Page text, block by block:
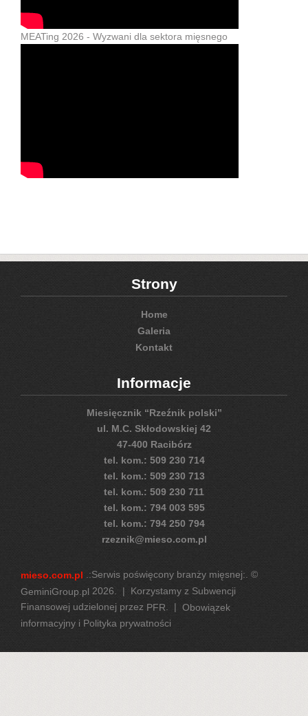
MEATing 2026 - Wyzwani dla sektora mięsnego
Strony
Home
Galeria
Kontakt
Informacje
Miesięcznik “Rzeźnik polski”
ul. M.C. Skłodowskiej 42
47-400 Racibórz
tel. kom.: 509 230 714
tel. kom.: 509 230 713
tel. kom.: 509 230 711
tel. kom.: 794 003 595
tel. kom.: 794 250 794
rzeznik@mieso.com.pl
mieso.com.pl
.:Serwis poświęcony branży mięsnej:. ©
GeminiGroup.pl 2026. | Korzystamy z Subwencji
Finansowej udzielonej przez PFR . | Obowiązek
informacyjny i Polityka prywatności